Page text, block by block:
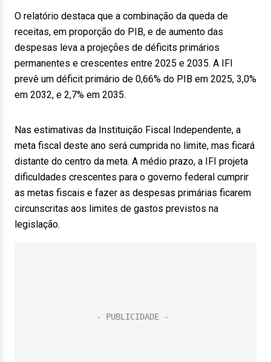
O relatório destaca que a combinação da queda de
receitas, em proporção do PIB, e de aumento das
despesas leva a projeções de déficits primários
permanentes e crescentes entre 2025 e 2035. A IFI
prevê um déficit primário de 0,66% do PIB em 2025, 3,0%
em 2032, e 2,7% em 2035.
Nas estimativas da Instituição Fiscal Independente, a
meta fiscal deste ano será cumprida no limite, mas ficará
distante do centro da meta. A médio prazo, a IFI projeta
dificuldades crescentes para o governo federal cumprir
as metas fiscais e fazer as despesas primárias ficarem
circunscritas aos limites de gastos previstos na
legislação.